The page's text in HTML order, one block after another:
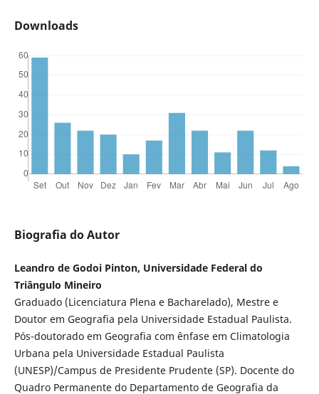
Downloads
Biografia do Autor
Leandro de Godoi Pinton, Universidade Federal do
Triângulo Mineiro
Graduado (Licenciatura Plena e Bacharelado), Mestre e
Doutor em Geografia pela Universidade Estadual Paulista.
Pós-doutorado em Geografia com ênfase em Climatologia
Urbana pela Universidade Estadual Paulista
(UNESP)/Campus de Presidente Prudente (SP). Docente do
Quadro Permanente do Departamento de Geografia da